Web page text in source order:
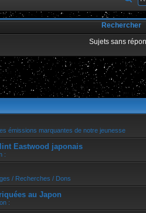
e
c
h
e
r
h
e
Rechercher
Sujets sans
émissions marquantes de notre jeunesse
Eastwood japonais
:
/ Recherches / Dons
au Japon
: